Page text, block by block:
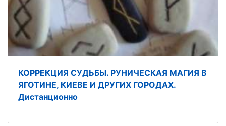
КОРРЕКЦИЯ СУДЬБЫ. РУНИЧЕСКАЯ МАГИЯ В
ЯГОТИНЕ, КИЕВЕ И ДРУГИХ ГОРОДАХ.
Дистанционно